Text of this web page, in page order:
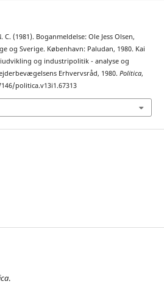
C. (1981). Boganmeldelse: Ole Jess Olsen,
og Sverige. København: Paludan, 1980. Kai
og industripolitik - analyse og
Erhvervsråd, 1980. Politica,
politica.v13i1.67313
.